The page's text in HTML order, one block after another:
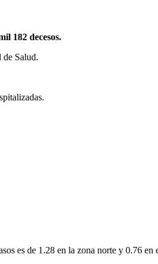
182 decesos.
de Salud.
es de 1.28 en la zona norte y 0.76 en